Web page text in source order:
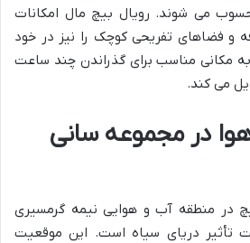
می شوند. رویال بیچ مال امکانات
و فضاهای تفریحی کوچک را نیز در خود
مکانی مناسب برای گذراندن چند ساعت
می کند.
در مجموعه سانی
در منطقه آب و هوایی نیمه گرمسیری
تأثیر دریای سیاه است. این موقعیت